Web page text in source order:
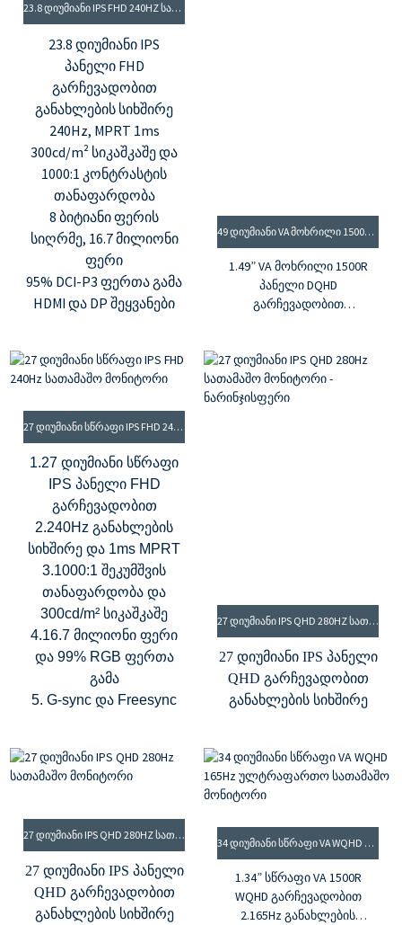
RGB ფერთა გამა
5. G-sync და Freesync
23.8 ᲓᲘᲣᲛᲘᲐᲜᲘ IPS FHD 240HZ ᲡᲐᲗᲐᲛᲐᲨᲝ ᲛᲝᲜᲘᲢᲝᲠᲘ
23.8 დიუმიანი IPS
პანელი FHD
გარჩევადობით
განახლების სიხშირე
240Hz, MPRT 1ms
300cd/m² სიკაშკაშე და
1000:1 კონტრასტის
თანაფარდობა
8 ბიტიანი ფერის
სიღრმე, 16.7 მილიონი
ფერი
95% DCI-P3 ფერთა გამა
HDMI და DP შეყვანები
49 ᲓᲘᲣᲛᲘᲐᲜᲘ VA ᲛᲝᲮᲠᲘᲚᲘ 1500R 165HZ ᲡᲐᲗᲐᲛᲐᲨᲝ ᲛᲝᲜᲘᲢᲝᲠᲘ
1.49” VA მოხრილი 1500R
პანელი DQHD
გარჩევადობით
3. G-sync და FreeSync
ტექნოლოგია
4.16.7 მილიონი ფერი და
27 ᲓᲘᲣᲛᲘᲐᲜᲘ ᲡᲬᲠᲐᲤᲘ IPS FHD 240HZ ᲡᲐᲗᲐᲛᲐᲨᲝ ᲛᲝᲜᲘᲢᲝᲠᲘ
1.27 დიუმიანი სწრაფი
IPS პანელი FHD
გარჩევადობით
2.240Hz განახლების
სიხშირე და 1ms MPRT
3.1000:1 შეკუმშვის
თანაფარდობა და
300cd/m² სიკაშკაშე
4.16.7 მილიონი ფერი
და 99% RGB ფერთა
გამა
5. G-sync და Freesync
27 ᲓᲘᲣᲛᲘᲐᲜᲘ IPS QHD 280HZ ᲡᲐᲗᲐᲛᲐᲨᲝ ᲛᲝᲜᲘᲢᲝᲠᲘ - ᲜᲐᲠᲘᲜᲯᲘᲡᲤᲔᲠᲘ
27 დიუმიანი IPS პანელი
QHD გარჩევადობით
განახლების სიხშირე
1000:1 კონტრასტის
თანაფარდობა
სიღრმე, 16.7 მილიონი
ფერი
95% DCI-P3 ფერთა გამა
HDMI და DP შეყვანები
27 ᲓᲘᲣᲛᲘᲐᲜᲘ IPS QHD 280HZ ᲡᲐᲗᲐᲛᲐᲨᲝ ᲛᲝᲜᲘᲢᲝᲠᲘ
27 დიუმიანი IPS პანელი
QHD გარჩევადობით
განახლების სიხშირე
34 ᲓᲘᲣᲛᲘᲐᲜᲘ ᲡᲬᲠᲐᲤᲘ VA WQHD 165HZ ᲣᲚᲢᲠᲐᲤᲐᲠᲗᲝ ᲡᲐᲗᲐᲛᲐᲨᲝ ᲛᲝᲜᲘᲢᲝᲠᲘ
1.34” სწრაფი VA 1500R
WQHD გარჩევადობით
2.165Hz განახლების